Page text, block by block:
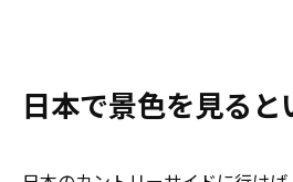
日本で景色を見ると